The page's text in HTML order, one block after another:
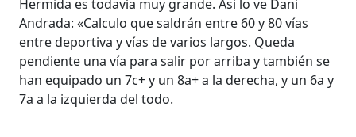
Hermida es todavía muy grande. Así lo ve Dani
Andrada: «Calculo que saldrán entre 60 y 80 vías
entre deportiva y vías de varios largos. Queda
pendiente una vía para salir por arriba y también se
han equipado un 7c+ y un 8a+ a la derecha, y un 6a y
7a a la izquierda del todo.